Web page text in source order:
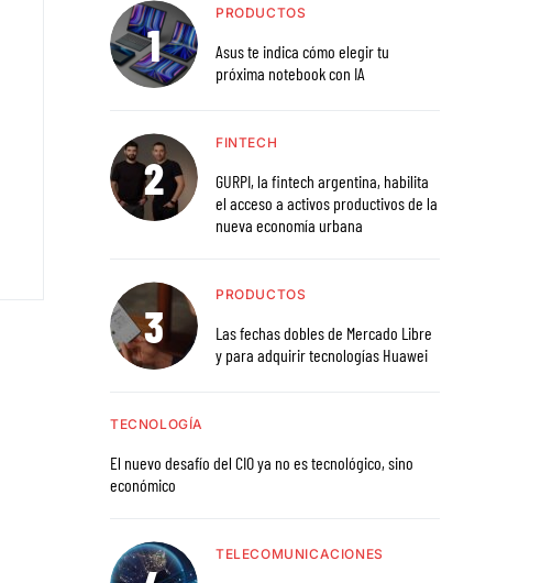
PRODUCTOS
Asus te indica cómo elegir tu
próxima notebook con IA
FINTECH
GURPI, la fintech argentina, habilita
el acceso a activos productivos de la
nueva economía urbana
PRODUCTOS
Las fechas dobles de Mercado Libre
y para adquirir tecnologías Huawei
TECNOLOGÍA
El nuevo desafío del CIO ya no es tecnológico, sino
económico
TELECOMUNICACIONES